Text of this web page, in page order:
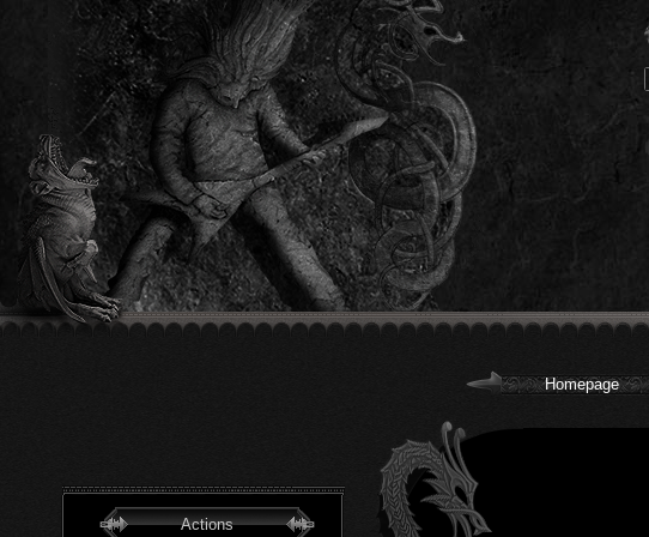
Homepage
Actions